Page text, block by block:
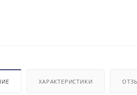
ХАРАКТЕРИСТИКИ